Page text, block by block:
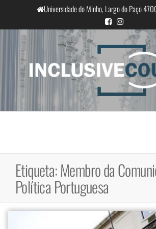
o
conteúdo
Universidade do Minho, Largo do Paço
InclusiveCourts
Igualdade e
prática judicial
Etiqueta:Membro da
Política Portuguesa